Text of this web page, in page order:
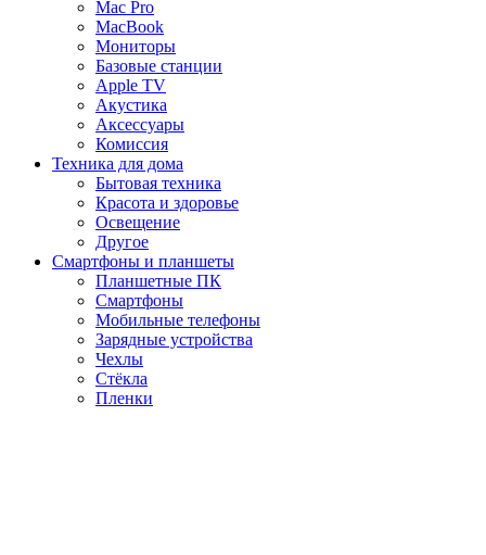
Mac Pro
MacBook
Мониторы
Базовые станции
Apple TV
Акустика
Аксессуары
Комиссия
Техника для дома
Бытовая техника
Красота и здоровье
Освещение
Другое
Смартфоны и планшеты
Планшетные ПК
Смартфоны
Мобильные телефоны
Зарядные устройства
Чехлы
Стёкла
Пленки